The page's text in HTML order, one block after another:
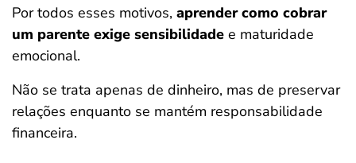
Por todos esses motivos, aprender como cobrar
um parente exige sensibilidade e maturidade
emocional.
Não se trata apenas de dinheiro, mas de preservar
relações enquanto se mantém responsabilidade
financeira.